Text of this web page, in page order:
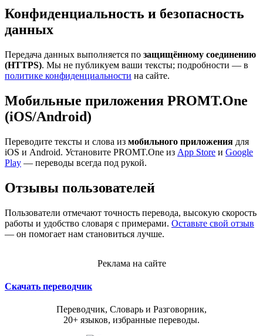
Конфиденциальность и безопасность
данных
Передача данных выполняется по защищённому соединению
(HTTPS). Мы не публикуем ваши тексты; подробности — в
политике конфиденциальности на сайте.
Мобильные приложения PROMT.One
(iOS/Android)
Переводите тексты и слова из мобильного приложения для
iOS и Android. Установите PROMT.One из App Store и Google
Play — переводы всегда под рукой.
Отзывы пользователей
Пользователи отмечают точность перевода, высокую скорость
работы и удобство словаря с примерами. Оставьте свой отзыв
— он помогает нам становиться лучше.
Реклама на сайте
Скачать переводчик
Переводчик, Словарь и Разговорник,
20+ языков, избранные переводы.